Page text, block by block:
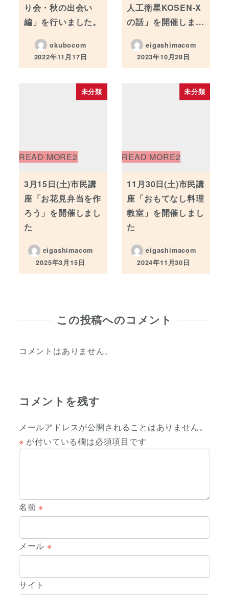
り会・秋の出会い
編」を行いました。
okubocom
投稿日
2022年11月17日
人工衛星KOSEN-X
の話」を開催しま…
eigashimacom
投稿日
2023年10月28日
未分類
3月15日(土)市民講
座「お花見弁当を作
ろう」を開催しまし
た
eigashimacom
投稿日
2025年3月15日
未分類
11月30日(土)市民講
座「おもてなし料理
教室」を開催しまし
た
eigashimacom
投稿日
2024年11月30日
この投稿へのコメント
コメントはありません。
コメントを残す
メールアドレスが公開されることはありません。
※ が付いている欄は必須項目です
名前※
メール ※
サイト